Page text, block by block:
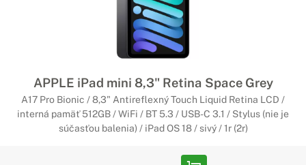
APPLE iPad mini 8,3" Retina Space Grey
A17 Pro Bionic / 8,3" Antireflexný Touch Liquid Retina LCD /
interná pamäť 512GB / WiFi / BT 5.3 / USB-C 3.1 / Stylus (nie je
súčasťou balenia) / iPad OS 18 / sivý / 1r (2r)